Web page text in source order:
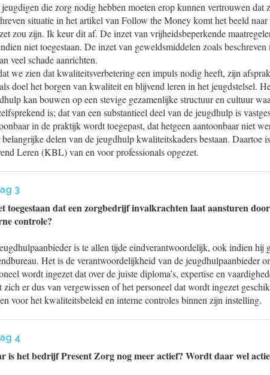
die zorg nodig hebben moeten erop kunnen vertrouwen dat
situatie in het artikel van Follow the Money komt het beeld
zou zijn. Ik keur dit af. De inzet van vrijheidsbeperkende
niet toegestaan. De inzet van geweldsmiddelen zoals
veel schade aanrichten.
we zien dat kwaliteitsverbetering een impuls nodig heeft, zijn
doel het borgen van kwaliteit en blijvend leren in het jeugdstelsel.
kan bouwen op een stevige gezamenlijke structuur en cultuur
is; dat van een substantieel deel van de jeugdhulp is
in de praktijk wordt toegepast, dat hetgeen aantoonbaar niet
delen van de jeugdhulp kwaliteitskaders bestaan. Daartoe
Leren (KBL) van en voor professionals opgezet.
3
toegestaan dat een zorgbedrijf invalkrachten laat aansturen
controle?
is te allen tijde eindverantwoordelijk, ook indien hij
Het is de verantwoordelijkheid van de jeugdhulpaanbieder
wordt ingezet dat over de juiste diploma’s, expertise en
zich er dus van vergewissen of het personeel dat wordt ingezet
voor het kwaliteitsbeleid en interne controles binnen zijn instelling.
4
is het bedrijf Present Zorg nog meer actief? Wordt daar wel